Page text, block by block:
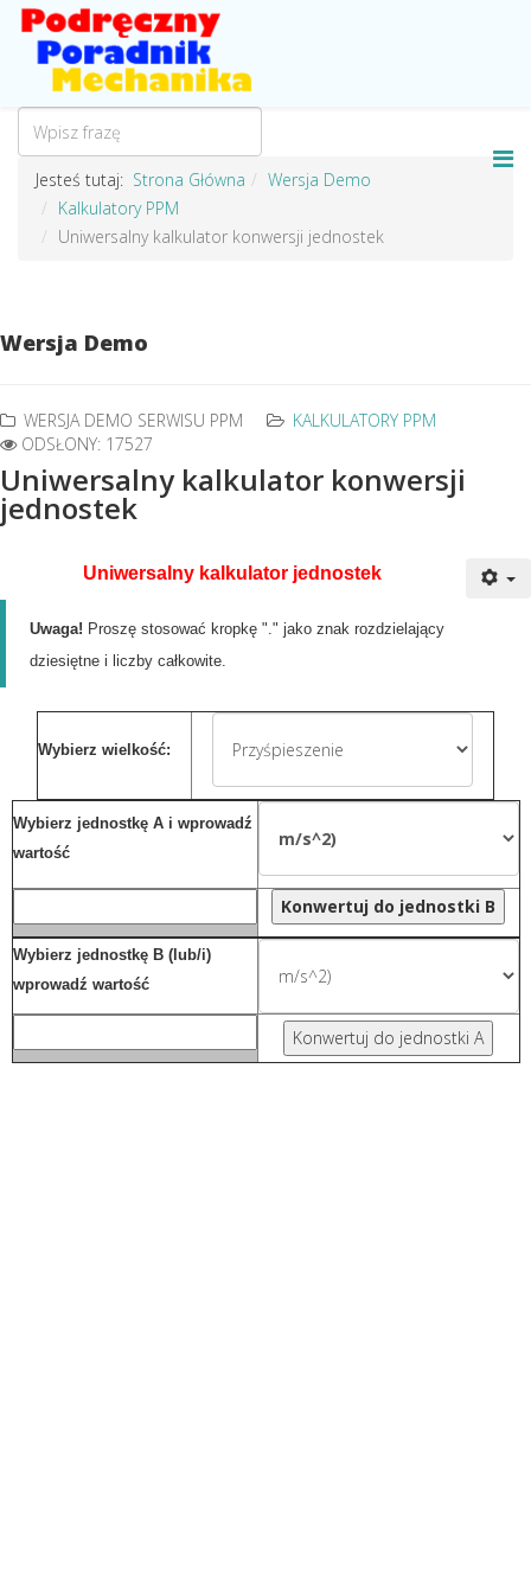
Jesteś tutaj: Strona Główna
Wersja Demo
Kalkulatory PPM
Uniwersalny kalkulator konwersji jednostek
Wersja Demo
WERSJA DEMO SERWISU PPM
KALKULATORY PPM
ODSŁONY: 17527
Uniwersalny kalkulator konwersji
jednostek
Uniwersalny kalkulator jednostek
Uwaga! Proszę stosować kropkę "." jako znak rozdzielający
dziesiętne i liczby całkowite.
Wybierz wielkość:
Wybierz jednostkę A i wprowadź
wartość
Wybierz jednostkę B (lub/i)
wprowadź wartość